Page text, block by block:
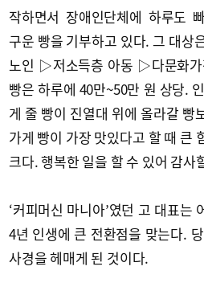
작하면서 장애인단체에 하루도
구운 빵을 기부하고 있다. 그 대
노인 ▷저소득층 아동 ▷다문화가
빵은 하루에 40만~50만 원 상당.
게 줄 빵이 진열대 위에 올라갈 빵
가게 빵이 가장 맛있다고 할 때 큰
크다. 행복한 일을 할 수 있어 감사
‘커피머신 마니아’였던 고 대표
4년 인생에 큰 전환점을 맞는다.
사경을 헤매게 된 것이다.